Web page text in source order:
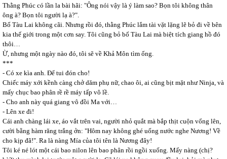
Thằng Phúc có lần la bài hãi: "Ông nói vậy là ý làm sao? Bọn tôi không thân
ông à? Bọn tôi người lạ à?".
Bố Tàu Lai không cãi. Nhưng rồi đó, thằng Phúc lắm tài vặt lặng lẽ bỏ đi về bên
kia thế giới trong một cơn say. Tôi cũng bỏ bố Tàu Lai mà biệt tích giang hồ đó
thôi…
Ừ, nhưng một ngày nào đó, tôi sẽ về Khả Môn tìm ổng.
***
- Có xe kìa anh. Để tui đón cho!
Chiếc máy xới kềnh càng chở dăm phụ nữ, chao ôi, ai cũng bịt mặt như Ninja, và
mấy chục bao phân rề rề máy tấp vô lề.
- Cho anh này quá giang vô đồi Ma với…
- Lên xe đi!
Cái anh chàng lái xe, áo vắt trên vai, người nhỏ quắt mà bắp thịt cuộn vổng lên,
cười bằng hàm răng trắng ởn: "Hôm nay không ghé uống nước nghe Nương! Về
cho kịp đã!". Ra là nàng Mía của tôi tên là Nương đây!
Tôi ké né lót một cái bao nilon lên bao phân rồi ngồi xuống. Mấy nàng (chị?